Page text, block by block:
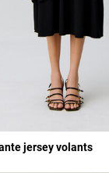
Rating
jersey volants